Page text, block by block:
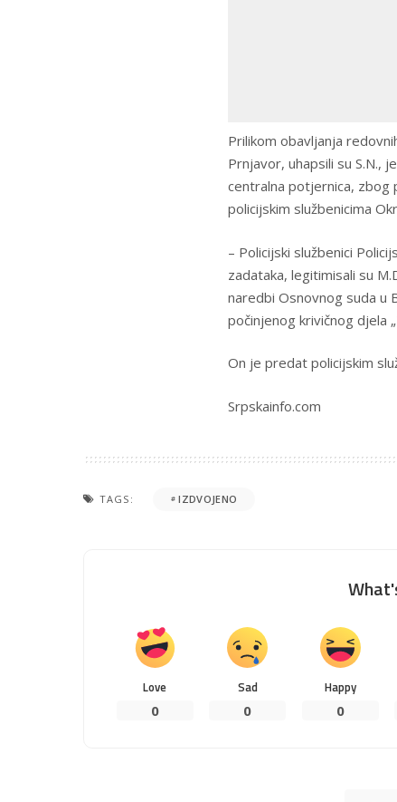
Prilikom obavljanja
Prnjavor, uhapsili su S.N.,
centralna potjernica, zbog
policijskim službenicima
– Policijski službenici
zadataka, legitimisali su
naredbi Osnovnog suda u
počinjenog krivičnog djela
On je predat policijskim
Srpskainfo.com
TAGS: IZDVOJENO
Love
0
Sad
0
Happy
0